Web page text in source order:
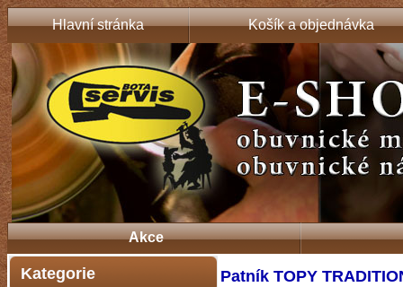
Hlavní stránka Košík a objednávka
Akce
Kategorie Patník TOPY